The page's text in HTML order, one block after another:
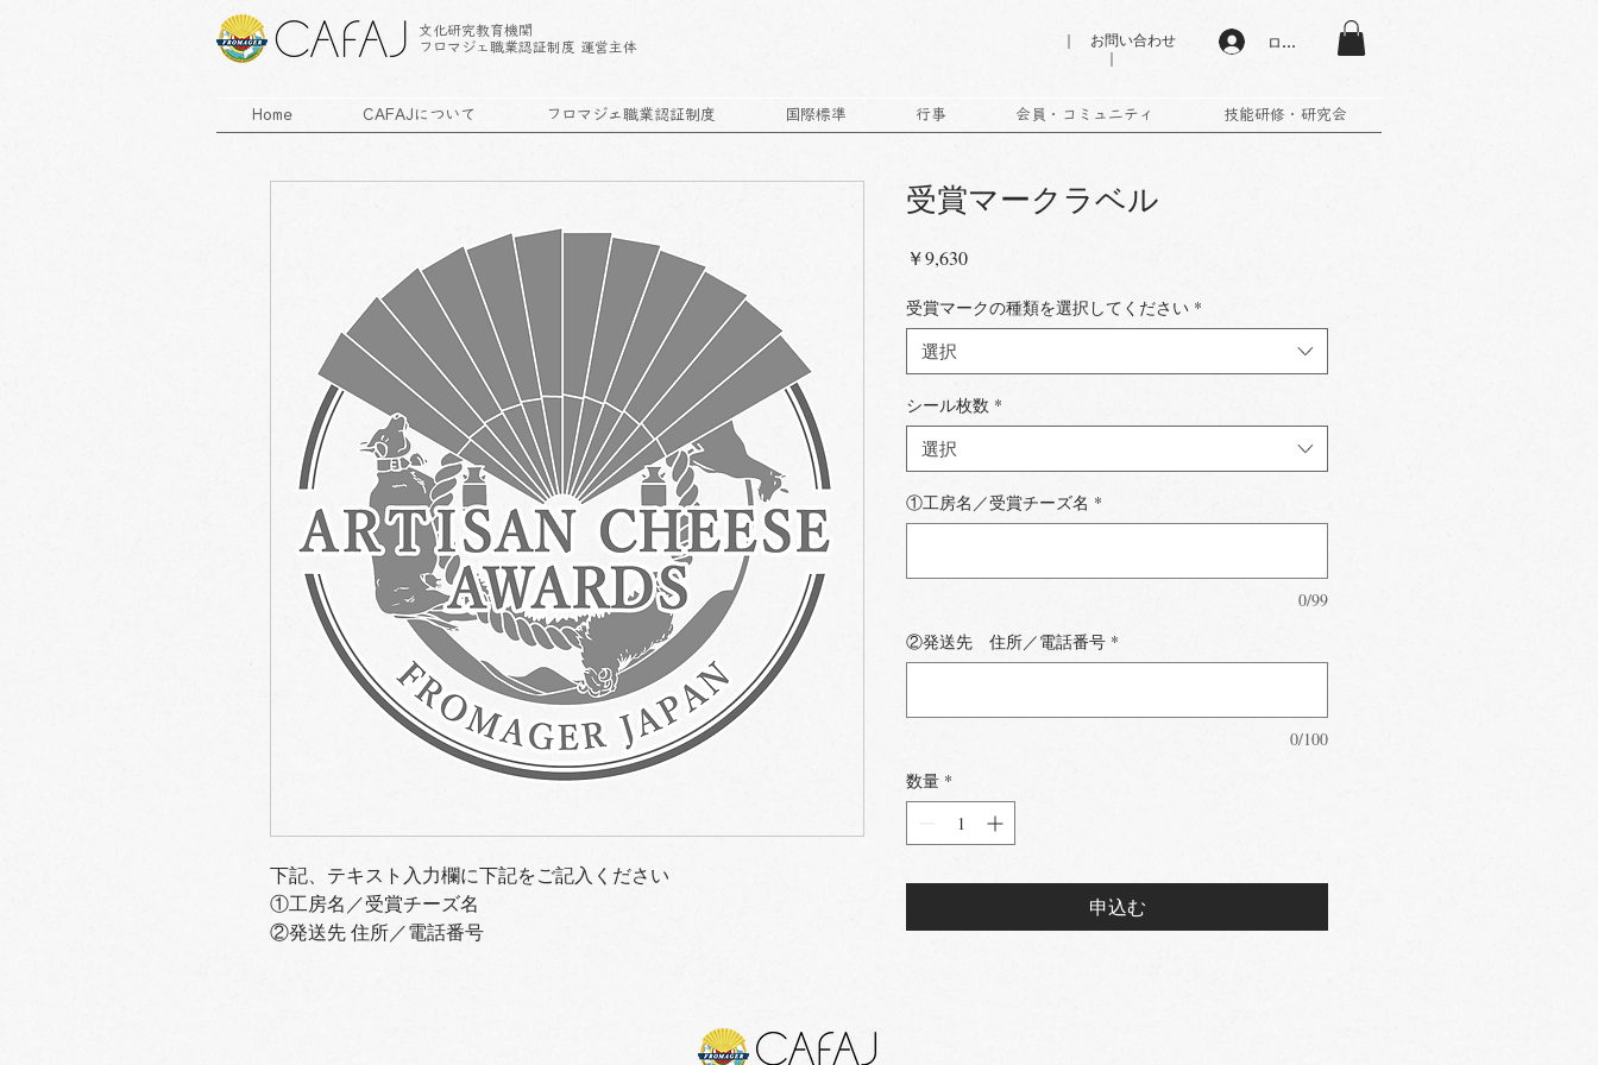
文化研究教育機関
フロマジェ職業認証制度 運営主体
｜ お問い合わせ
｜
ログイン
Home CAFAJについて フロマジェ職業認証制度 国際標準 行事 会員・コミュニティ 技能研修・研究会
下記、テキスト入力欄に下記をご記入ください
①工房名／受賞チーズ名
②発送先 住所／電話番号
受賞マークラベル
￥9,630価
受賞マークの種類を選択してください *
選択
シール枚数 *
選択
①工房名／受賞チーズ名 *
0/99
②発送先 住所／電話番号 *
0/100
数量 *
申込む